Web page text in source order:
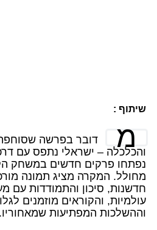
שיתוף :
מ
דובר בפרשה
והכלכלה – ישראלי נתפס עם
נפתחו פרקים חדשים במשחק
מחולל. המקרה מציג תמונה
חדשנות, סיכון והתמודדות עם
עולמיות, והקוראים מוזמנים
וההשלכות המפתיעות שמאחוריו.